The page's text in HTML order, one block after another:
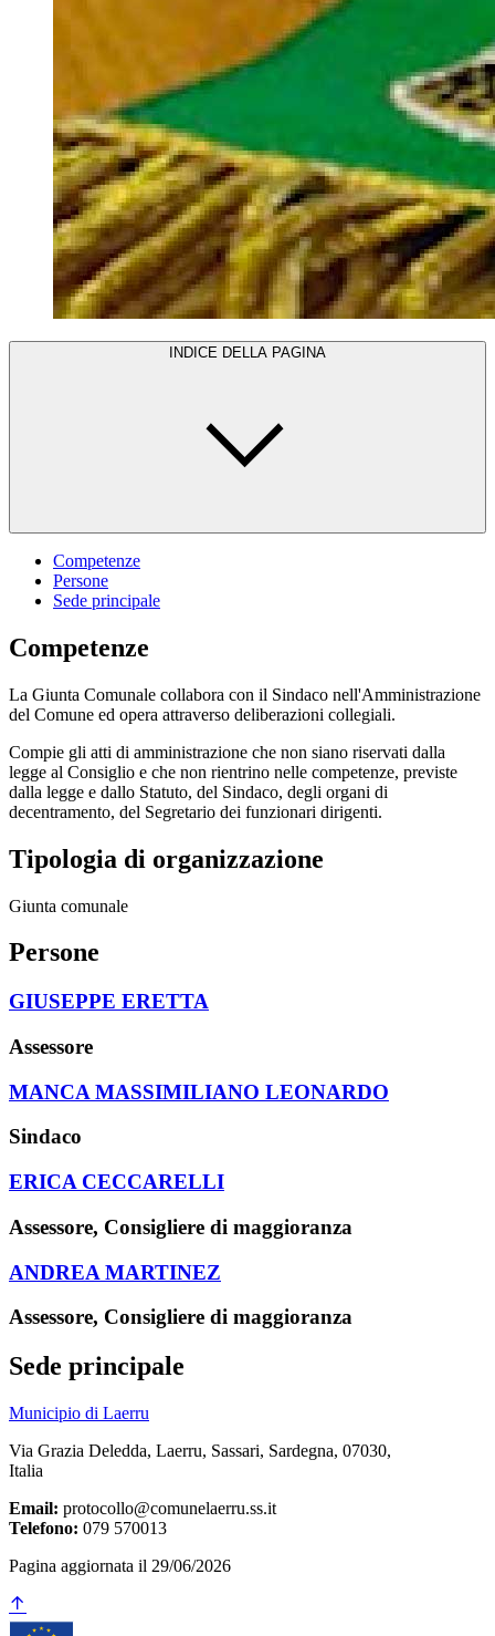
INDICE DELLA PAGINA
Competenze
Persone
Sede principale
Competenze
La Giunta Comunale collabora con il Sindaco nell'Amministrazione
del Comune ed opera attraverso deliberazioni collegiali.
Compie gli atti di amministrazione che non siano riservati dalla
legge al Consiglio e che non rientrino nelle competenze, previste
dalla legge e dallo Statuto, del Sindaco, degli organi di
decentramento, del Segretario dei funzionari dirigenti.
Tipologia di organizzazione
Giunta comunale
Persone
GIUSEPPE ERETTA
Assessore
MANCA MASSIMILIANO LEONARDO
Sindaco
ERICA CECCARELLI
Assessore, Consigliere di maggioranza
ANDREA MARTINEZ
Assessore, Consigliere di maggioranza
Sede principale
Municipio di Laerru
Via Grazia Deledda, Laerru, Sassari, Sardegna, 07030,
Italia
Email: protocollo@comunelaerru.ss.it
Telefono: 079 570013
Pagina aggiornata il 29/06/2026